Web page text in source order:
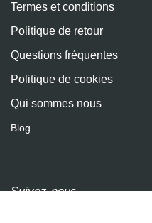
Termes et conditions
Politique de retour
Questions fréquentes
Politique de cookies
Qui sommes nous
Blog
Suivez-nous